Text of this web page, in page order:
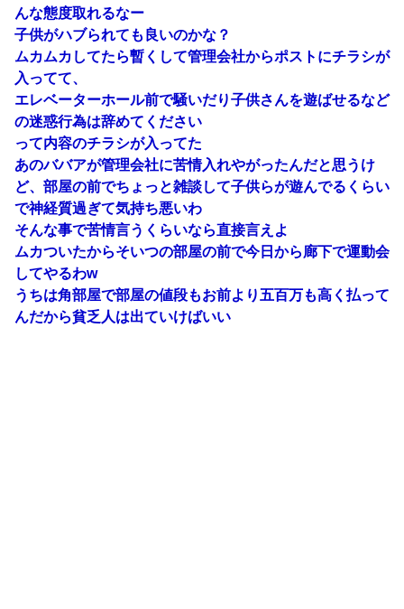
んな態度取れるなー
子供がハブられても良いのかな？
ムカムカしてたら暫くして管理会社からポストにチラシが
入ってて、
エレベーターホール前で騒いだり子供さんを遊ばせるなど
の迷惑行為は辞めてください
って内容のチラシが入ってた
あのババアが管理会社に苦情入れやがったんだと思うけ
ど、部屋の前でちょっと雑談して子供らが遊んでるくらい
で神経質過ぎて気持ち悪いわ
そんな事で苦情言うくらいなら直接言えよ
ムカついたからそいつの部屋の前で今日から廊下で運動会
してやるわw
うちは角部屋で部屋の値段もお前より五百万も高く払って
んだから貧乏人は出ていけばいい